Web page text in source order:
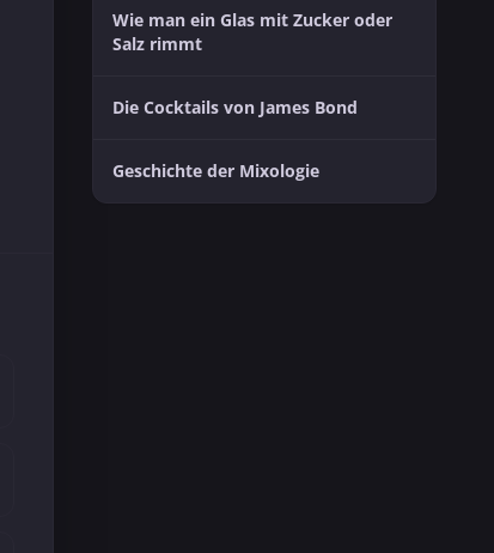
Wie man ein Glas mit Zucker oder
Salz rimmt
Die Cocktails von James Bond
Geschichte der Mixologie